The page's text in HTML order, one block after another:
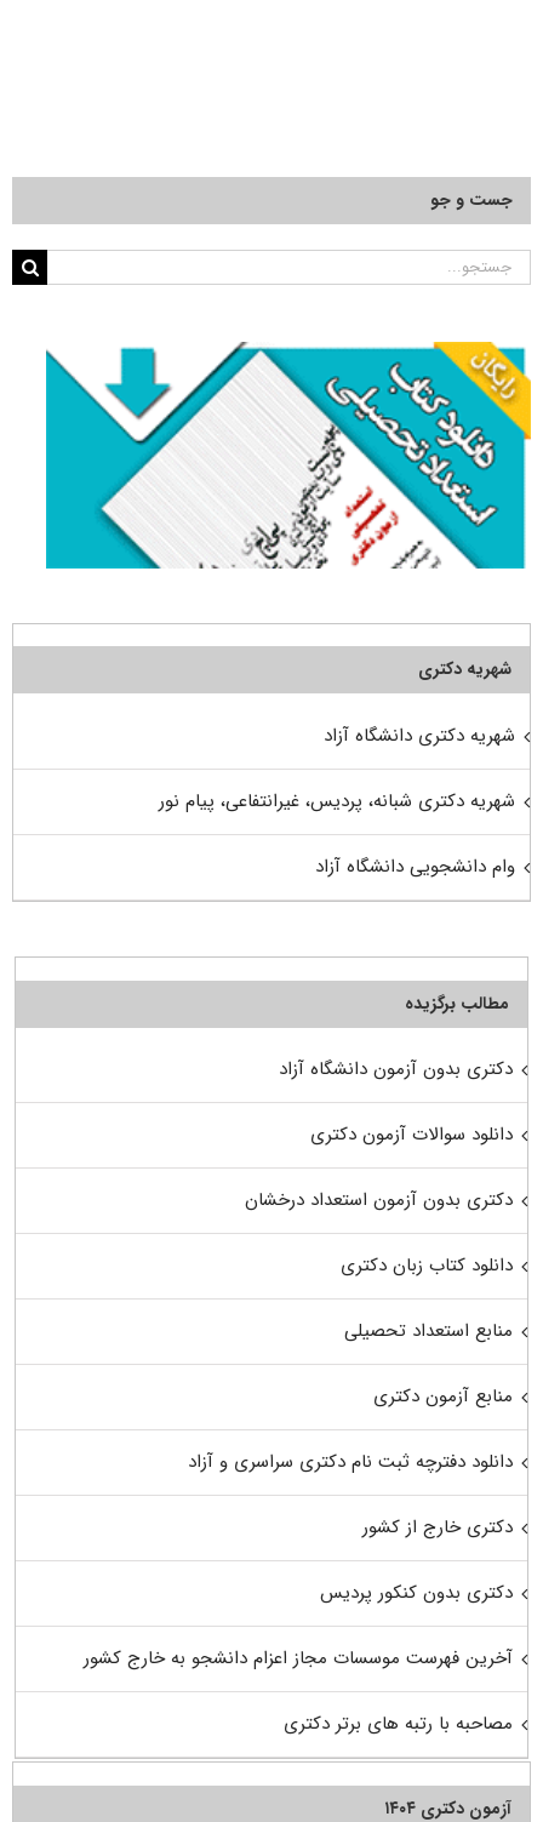
جست و جو
جستجو
شهریه دکتری
شهریه دکتری دانشگاه آزاد
شهریه دکتری شبانه، پردیس، غیرانتفاعی، پیام نور
وام دانشجویی دانشگاه آزاد
مطالب برگزیده
دکتری بدون آزمون دانشگاه آزاد
دانلود سوالات آزمون دکتری
دکتری بدون آزمون استعداد درخشان
دانلود کتاب زبان دکتری
منابع استعداد تحصیلی
منابع آزمون دکتری
دانلود دفترچه ثبت نام دکتری سراسری و آزاد
دکتری خارج از کشور
دکتری بدون کنکور پردیس
آخرین فهرست موسسات مجاز اعزام دانشجو به خارج کشور
مصاحبه با رتبه های برتر دکتری
آزمون دکتری ۱۴۰۴